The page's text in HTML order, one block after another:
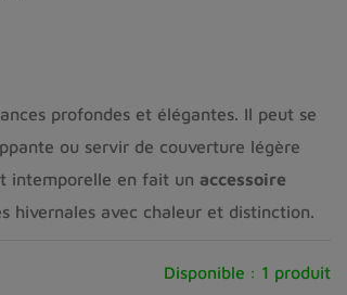
profondes et élégantes. Il peut se
ou servir de couverture légère
intemporelle en fait un accessoire
hivernales avec chaleur et distinction.
Disponible : 1 produit